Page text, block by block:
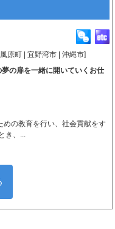
原町 | 宜野湾市 | 沖縄市]
の扉を一緒に開いていくお仕
めの教育を行い、社会貢献をす
き、...